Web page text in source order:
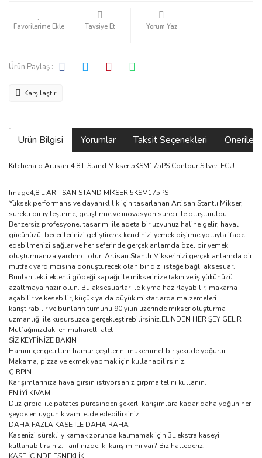
Tavsiye Et Yorum Yaz
Ürün Paylaş :
Karşılaştır
Ürün Bilgisi Yorumlar Taksit Seçenekleri
Kitchenaid Artisan 4,8 L Stand Mikser 5KSM175PS Contour Silver-ECU
Image4,8 L ARTISAN STAND MİKSER 5KSM175PS
Yüksek performans ve dayanıklılık için tasarlanan Artisan Stantlı Mikser,
sürekli bir iyileştirme, geliştirme ve inovasyon süreci ile oluşturuldu.
Benzersiz profesyonel tasarımı ile adeta bir uzvunuz haline gelir, hayal
gücünüzü, becerilerinizi geliştirerek kendinizi yemek pişirme yoluyla ifade
edebilmenizi sağlar ve her seferinde gerçek anlamda özel bir yemek
oluşturmanıza yardımcı olur. Artisan Stantlı Mikserinizi gerçek anlamda bir
mutfak yardımcısına dönüştürecek olan bir dizi isteğe bağlı aksesuar.
Bunları tekli eklenti göbeği kapağı ile mikserinize takın ve iş yükünüzü
azaltmaya hazır olun. Bu aksesuarlar ile kıyma hazırlayabilir, makarna
açabilir ve kesebilir, küçük ya da büyük miktarlarda malzemeleri
karıştırabilir ve bunların tümünü 90 yılın üzerinde mikser oluşturma
uzmanlığı ile kusursuzca gerçekleştirebilirsiniz.ELİNDEN HER ŞEY GELİR
Mutfağınızdaki en maharetli alet
SİZ KEYFİNİZE BAKIN
Hamur çengeli tüm hamur çeşitlerini mükemmel bir şekilde yoğurur.
Makarna, pizza ve ekmek yapmak için kullanabilirsiniz.
ÇIRPIN
Karışımlarınıza hava girsin istiyorsanız çırpma telini kullanın.
EN İYİ KIVAM
Düz çırpıcı ile patates püresinden şekerli karışımlara kadar daha yoğun her
şeyde en uygun kıvamı elde edebilirsiniz.
DAHA FAZLA KASE İLE DAHA RAHAT
Kasenizi sürekli yıkamak zorunda kalmamak için 3L ekstra kaseyi
kullanabilirsiniz. Tarifinizde iki karışım mı var? Biz hallederiz.